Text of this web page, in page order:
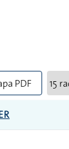
PDF